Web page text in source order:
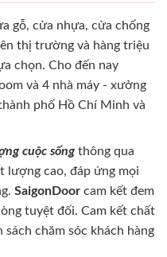
gỗ, cửa nhựa, cửa chống
thị trường và hàng triệu
chọn. Cho đến nay
và 4 nhà máy - xưởng
phố Hồ Chí Minh và
cuộc sốngthông qua
lượng cao, đáp ứng mọi
SaigonDoor cam kết đem
tuyệt đối. Cam kết chất
chăm sóc khách hàng